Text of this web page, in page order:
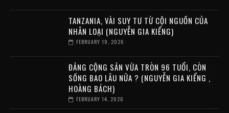
TANZANIA, VÀI SUY TƯ TỪ CỘI NGUỒN CỦA
NHÂN LOẠI (NGUYỄN GIA KIỂNG)
FEBRUARY 19, 2026
ĐẢNG CỘNG SẢN VỪA TRÒN 96 TUỔI, CÒN
SỐNG BAO LÂU NỮA ? (NGUYỄN GIA KIỂNG ,
HOÀNG BÁCH)
FEBRUARY 14, 2026